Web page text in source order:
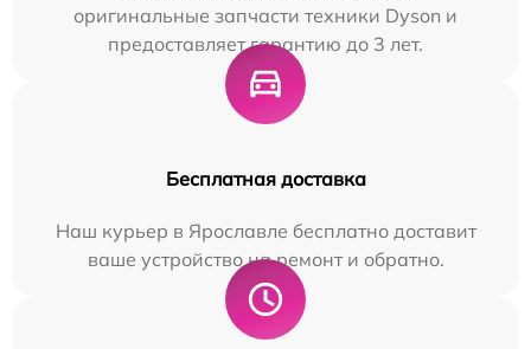
оригинальные запчасти техники Dyson и
предоставляет гарантию до 3 лет.
Бесплатная доставка
Наш курьер в Ярославле бесплатно доставит
ваше устройство на ремонт и обратно.